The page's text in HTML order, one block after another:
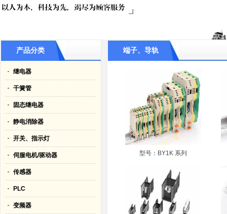
产品分类
继电器
干簧管
固态继电器
静电消除器
开关、指示灯
伺服电机/驱动器
传感器
PLC
变频器
端子、导轨
型号：BY1K 系列